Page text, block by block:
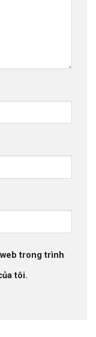
trong trình
tôi.